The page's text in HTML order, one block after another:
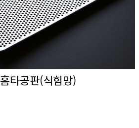
홈타공판(식힘망)